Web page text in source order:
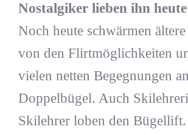
Nostalgiker lieben ihn
Noch heute schwärmen ältere
von den Flirtmöglichkeiten
vielen netten Begegnungen
Doppelbügel. Auch
Skilehrer loben den